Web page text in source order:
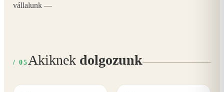
vállalunk —
/ 05 Akiknek dolgozunk